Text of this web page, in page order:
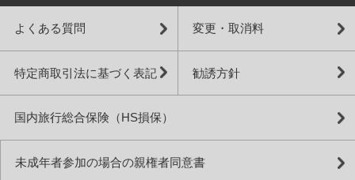
よくある質問 変更・取消料
特定商取引法に基づく表記 勧誘方針
国内旅行総合保険（HS損保）
未成年者参加の場合の親権者同意書